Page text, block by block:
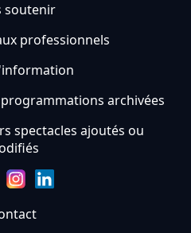
soutenir
professionnels
programmations archivées
spectacles ajoutés ou